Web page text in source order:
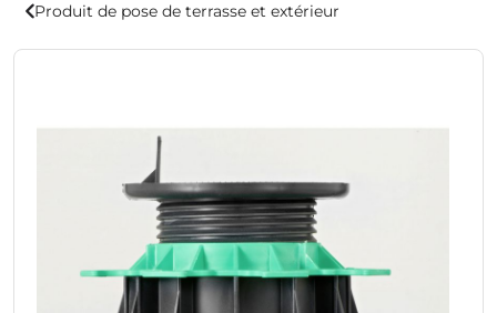
Produit de pose de terrasse et extérieur